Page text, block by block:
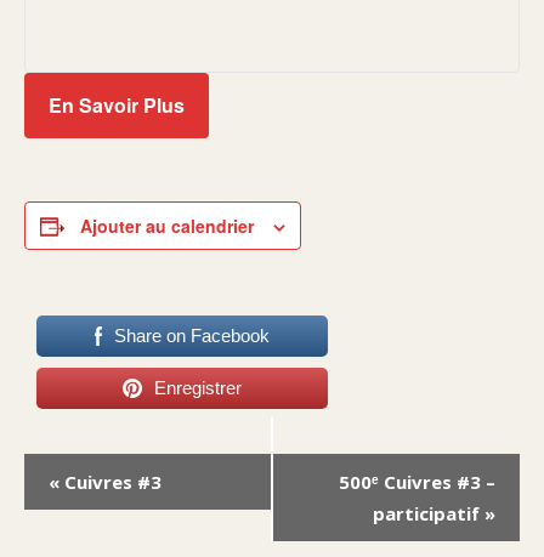
En Savoir Plus
Ajouter au calendrier
Share on Facebook
Enregistrer
Navigation
Évènement
« Cuivres #3
500ᵉ Cuivres #3 –
participatif »